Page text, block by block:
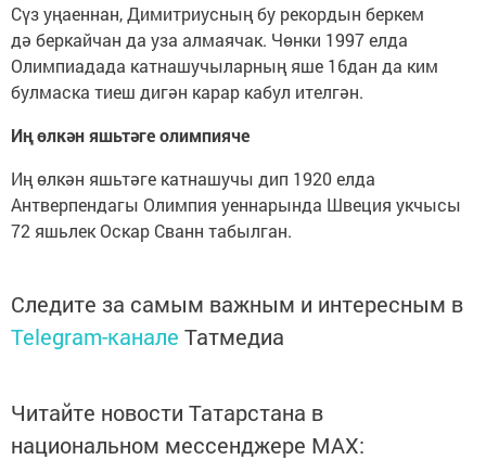
Сүз уңаеннан, Димитриусның бу рекордын беркем
дә беркайчан да уза алмаячак. Чөнки 1997 елда
Олимпиадада катнашучыларның яше 16дан да ким
булмаска тиеш дигән карар кабул ителгән.
Иң өлкән яшьтәге олимпияче
Иң өлкән яшьтәге катнашучы дип 1920 елда
Антверпендагы Олимпия уеннарында Швеция укчысы
72 яшьлек Оскар Сванн табылган.
Следите за самым важным и интересным в
Telegram-канале Татмедиа
Читайте новости Татарстана в
национальном мессенджере MАХ: